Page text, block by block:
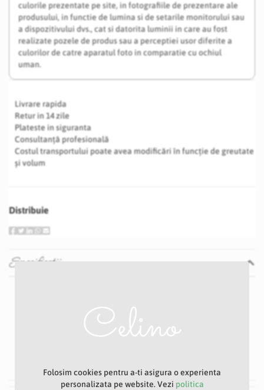
culorile prezentate pe site, in fotografiile de prezentare ale
produsului, in functie de lumina si de setarile monitorului sau
a dispozitivului dvs., cat si datorita luminii in care au fost
realizate pozele de produs sau a perceptiei usor diferite a
culorilor de catre aparatul foto in comparatie cu ochiul
uman.
Livrare rapida
Retur in 14 zile
Plateste in siguranta
Consultanță profesională
Costul transportului poate avea modificări în funcție de greutate
și volum
Distribuie
Specificatii
9 cm
Folosim cookies pentru a-ti asigura o experienta
personalizata pe website. Vezi politica